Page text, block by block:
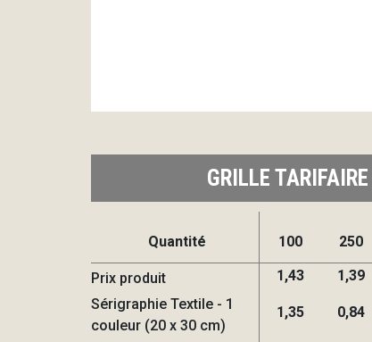
GRILLE TARIFAIRE
Quantité 100 250
Prix produit 1,43 1,39
Sérigraphie Textile - 1
couleur (20 x 30 cm)
1,35 0,84